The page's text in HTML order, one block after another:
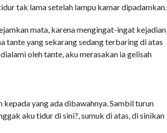
tak lama setelah lampu kamar dipadamkan.
mata, karena mengingat-ingat kejadian
tante yang sekarang sedang terbaring di atas
oleh tante, aku merasakan ia gelisah
yang ada dibawahnya. Sambil turun
aku tidur di sini?, sumuk di atas, di sinikan